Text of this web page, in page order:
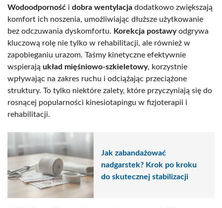
Wodoodporność i dobra wentylacja dodatkowo zwiększają
komfort ich noszenia, umożliwiając dłuższe użytkowanie
bez odczuwania dyskomfortu. Korekcja postawyodgrywa
kluczową rolę nie tylko w rehabilitacji, ale również w
zapobieganiu urazom. Taśmy kinetyczne efektywnie
wspierają układ mięśniowo-szkieletowy, korzystnie
wpływając na zakres ruchu i odciążając przeciążone
struktury. To tylko niektóre zalety, które przyczyniają się do
rosnącej popularności kinesiotapingu w fizjoterapii i
rehabilitacji.
Jak zabandażować
nadgarstek? Krok po kroku
do skutecznej stabilizacji